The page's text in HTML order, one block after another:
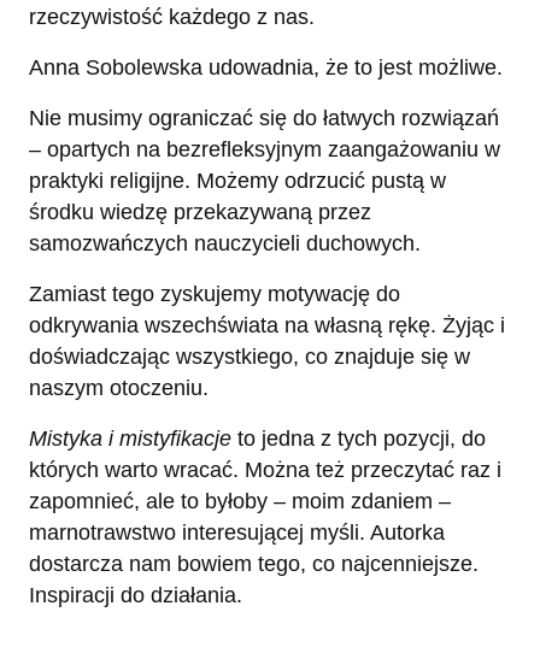
rzeczywistość każdego z nas.
Anna Sobolewska udowadnia, że to jest możliwe.
Nie musimy ograniczać się do łatwych rozwiązań
– opartych na bezrefleksyjnym zaangażowaniu w
praktyki religijne. Możemy odrzucić pustą w
środku wiedzę przekazywaną przez
samozwańczych nauczycieli duchowych.
Zamiast tego zyskujemy motywację do
odkrywania wszechświata na własną rękę. Żyjąc i
doświadczając wszystkiego, co znajduje się w
naszym otoczeniu.
Mistyka i mistyfikacje to jedna z tych pozycji, do
których warto wracać. Można też przeczytać raz i
zapomnieć, ale to byłoby – moim zdaniem –
marnotrawstwo interesującej myśli. Autorka
dostarcza nam bowiem tego, co najcenniejsze.
Inspiracji do działania.